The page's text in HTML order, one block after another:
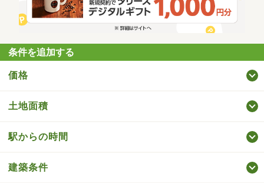
条件を追加する
価格
土地面積
駅からの時間
建築条件